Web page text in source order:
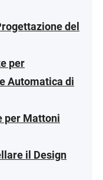
del
per
Automatica di
per Mattoni
il Design